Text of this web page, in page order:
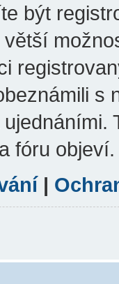
být
s
fóru objeví.
|